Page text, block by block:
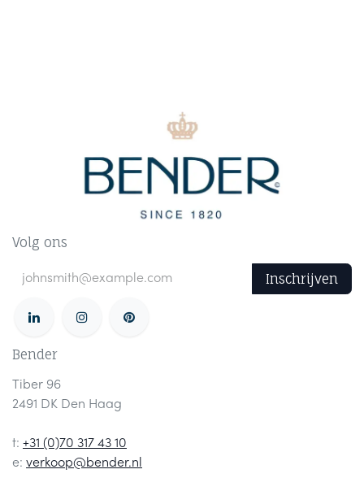
Volg ons
Inschrijven
Bender
Tiber 96
2491 DK Den Haag
t: +31 (0)70 317 43 10
e: verkoop@bender.nl